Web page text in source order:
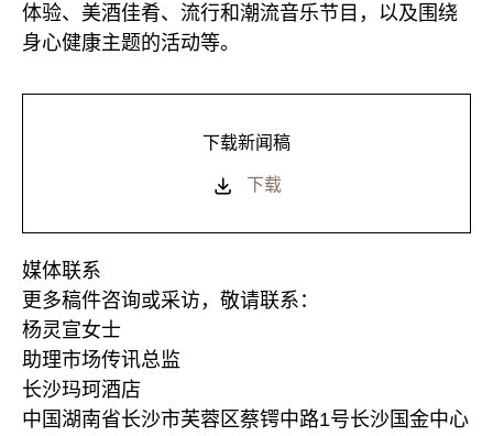
体验、美酒佳肴、流行和潮流音乐节目，以及围绕
身心健康主题的活动等。
下载新闻稿
下载
媒体联系
更多稿件咨询或采访，敬请联系：
杨灵宣女士
助理市场传讯总监
长沙玛珂酒店
中国湖南省长沙市芙蓉区蔡锷中路1号长沙国金中心